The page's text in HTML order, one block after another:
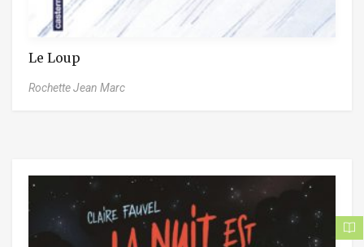
Le Loup
Rochette Jean Marc